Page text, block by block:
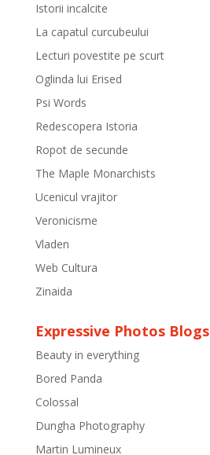
Istorii incalcite
La capatul curcubeului
Lecturi povestite pe scurt
Oglinda lui Erised
Psi Words
Redescopera Istoria
Ropot de secunde
The Maple Monarchists
Ucenicul vrajitor
Veronicisme
Vladen
Web Cultura
Zinaida
Expressive Photos Blogs
Beauty in everything
Bored Panda
Colossal
Dungha Photography
Martin Lumineux